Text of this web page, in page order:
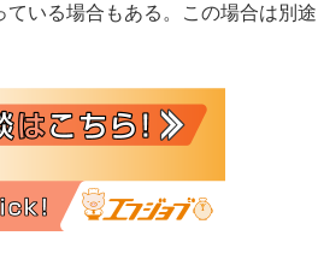
いる場合もある。この場合は別途